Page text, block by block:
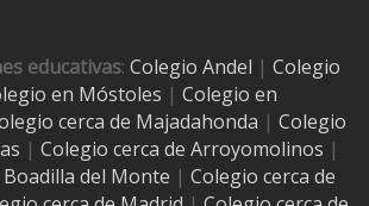
educativas: Colegio Andel | Colegio
en Móstoles | Colegio en
cerca de Majadahonda | Colegio
| Colegio cerca de Arroyomolinos |
Boadilla del Monte | Colegio cerca de